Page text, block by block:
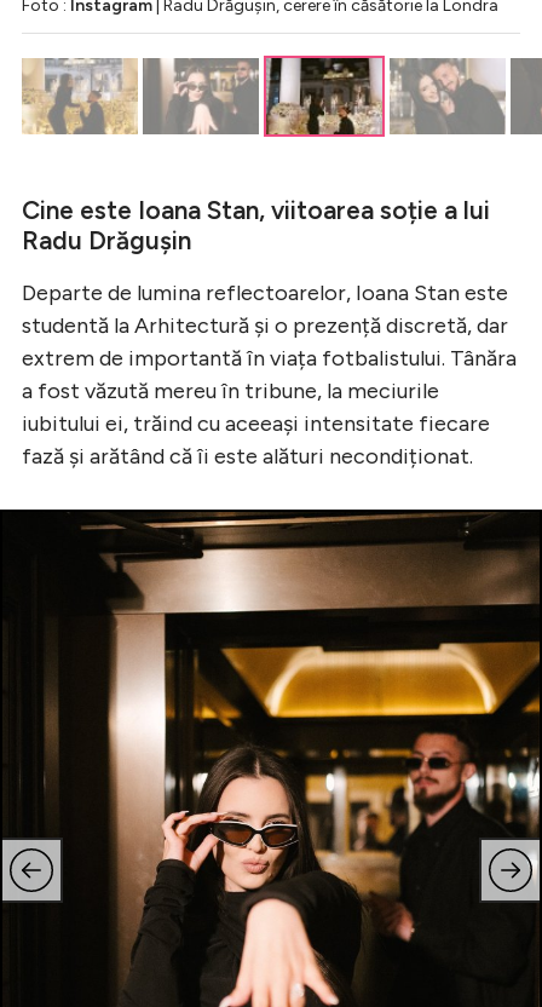
Foto : Instagram | Radu Drăgușin, cerere în căsătorie la Londra
Cine este Ioana Stan, viitoarea soție a lui
Radu Drăgușin
Departe de lumina reflectoarelor, Ioana Stan este
studentă la Arhitectură și o prezență discretă, dar
extrem de importantă în viața fotbalistului. Tânăra
a fost văzută mereu în tribune, la meciurile
iubitului ei, trăind cu aceeași intensitate fiecare
fază și arătând că îi este alături necondiționat.